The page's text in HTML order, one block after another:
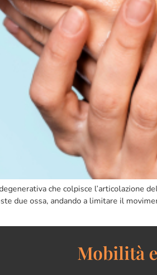
che colpisce l’articolazione
due ossa, andando a limitare il
Mobilità